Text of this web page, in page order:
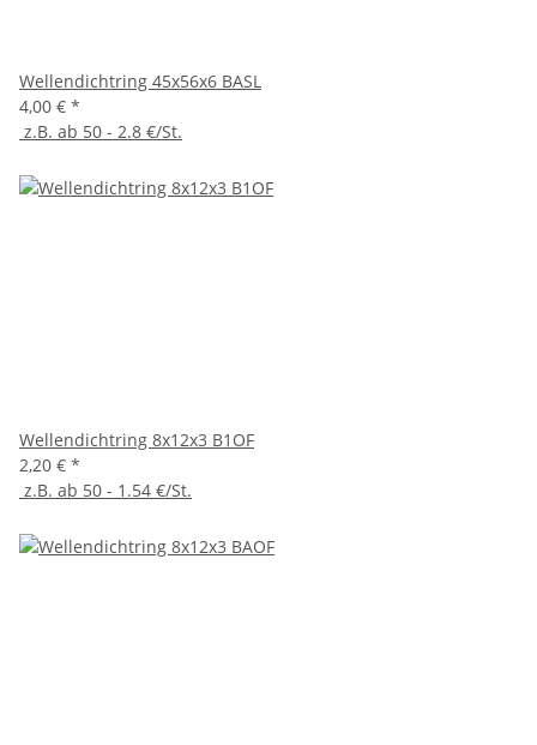
Wellendichtring 45x56x6 BASL
4,00 € *
z.B. ab 50 - 2.8 €/St.
Wellendichtring 8x12x3 B1OF
2,20 € *
z.B. ab 50 - 1.54 €/St.